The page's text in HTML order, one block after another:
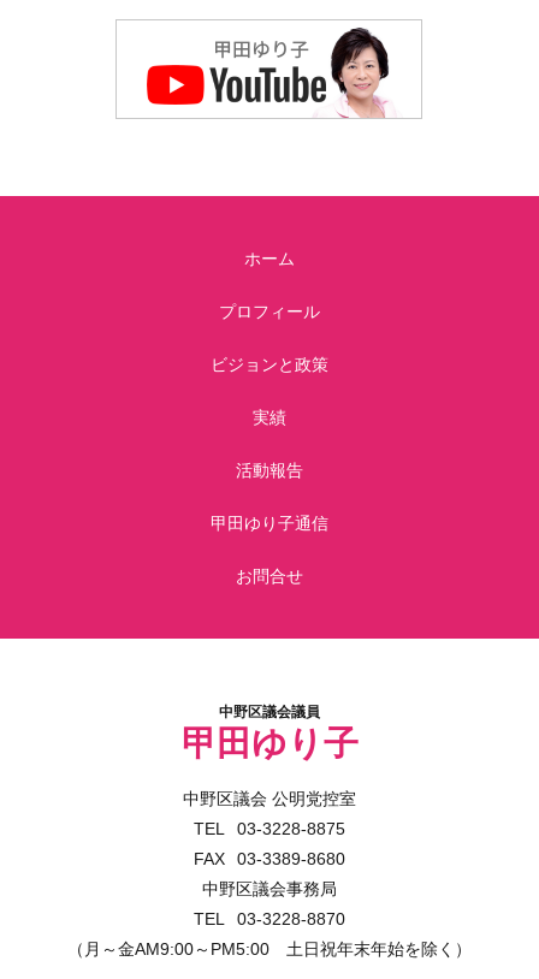
ホーム
プロフィール
ビジョンと政策
実績
活動報告
甲田ゆり子通信
お問合せ
中野区議会議員
甲田ゆり子
中野区議会 公明党控室
03-3228-8875
03-3389-8680
中野区議会事務局
03-3228-8870
（月～金AM9:00～PM5:00 土日祝年末年始を除く）